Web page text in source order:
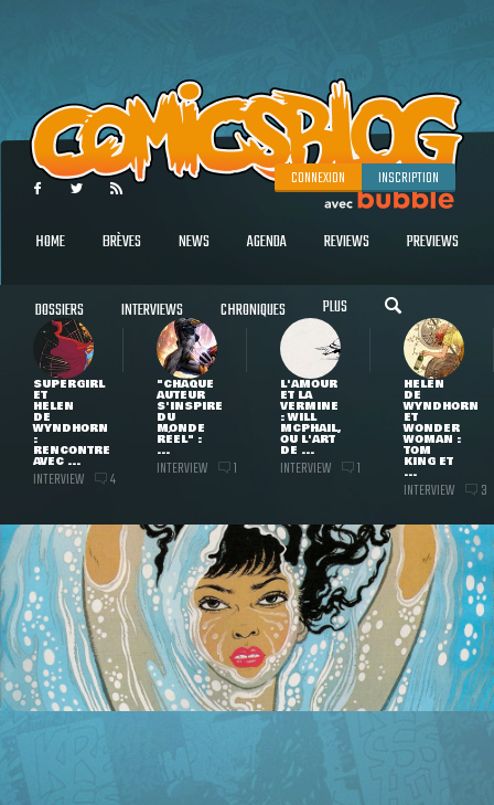
CONNEXION INSCRIPTION
HOME BRÈVES NEWS AGENDA REVIEWS PREVIEWS
DOSSIERS INTERVIEWS CHRONIQUES PLUS
SUPERGIRL
ET
HELEN
DE
WYNDHORN
:
RENCONTRE
AVEC ...
INTERVIEW 4
"CHAQUE
AUTEUR
S'INSPIRE
DU
MONDE
RÉEL" :
...
INTERVIEW 1
L'AMOUR
ET LA
VERMINE
: WILL
MCPHAIL,
OU L'ART
DE ...
INTERVIEW 1
HELEN
DE
WYNDHORN
ET
WONDER
WOMAN :
TOM
KING ET
...
INTERVIEW 3